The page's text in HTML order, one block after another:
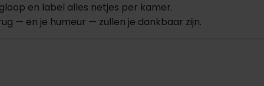
en label alles netjes per kamer.
— en je humeur — zullen je dankbaar zijn.